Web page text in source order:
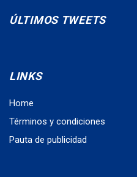
ÚLTIMOS TWEETS
LINKS
Home
Términos y condiciones
Pauta de publicidad